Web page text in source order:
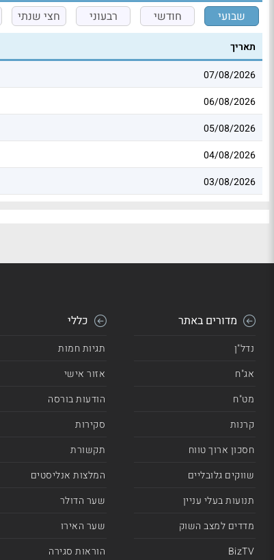
שבועי חודשי רבעוני חצי שנתי
תאריך
07/08/2026
06/08/2026
05/08/2026
04/08/2026
03/08/2026
מדורים באתר
נדל"ן
אג"ח
מט"ח
קרנות
חסכון ארוך טווח
שווקים גלובליים
תנועות בעלי עניין
מדדים למצב השוק
BizTV
כללי
תגיות חמות
אזור אישי
הודעות בורסה
סקירות
תקשורת
המלצות אנליסטים
שער הדולר
שער האירו
הוראות סגירה